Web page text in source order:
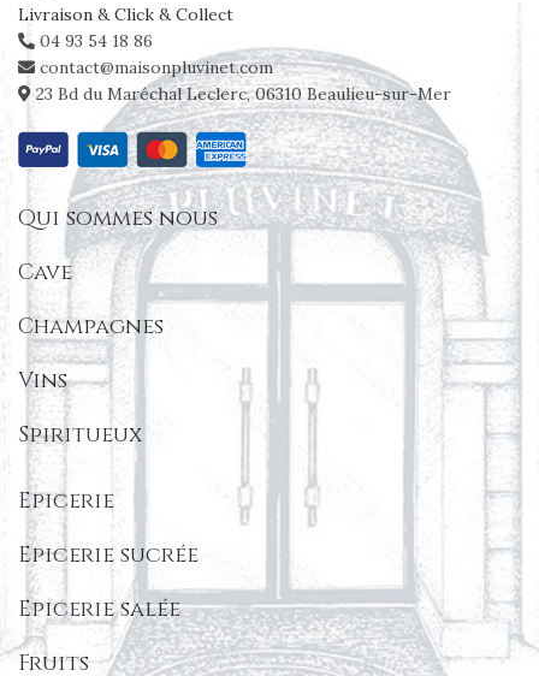
Livraison & Click & Collect
04 93 54 18 86
contact@maisonpluvinet.com
23 Bd du Maréchal Leclerc, 06310 Beaulieu-sur-Mer
Qui sommes nous
Cave
Champagnes
Vins
Spiritueux
Epicerie
Epicerie sucrée
Epicerie salée
Fruits